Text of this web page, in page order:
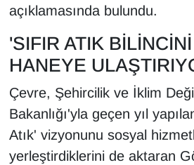
açıklamasında bulundu.
'SIFIR ATIK
HANEYE
Çevre, Şehircilik ve İklim
Bakanlığı'yla geçen yıl
Atık' vizyonunu sosyal
yerleştirdiklerini de aktaran